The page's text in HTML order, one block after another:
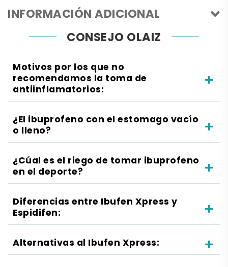
INFORMACIÓN ADICIONAL
CONSEJO OLAIZ
Motivos por los que no
recomendamos la toma de
antiinflamatorios:
¿El ibuprofeno con el estomago vacío
o lleno?
¿Cúal es el riego de tomar ibuprofeno
en el deporte?
Diferencias entre Ibufen Xpress y
Espidifen:
Alternativas al Ibufen Xpress: